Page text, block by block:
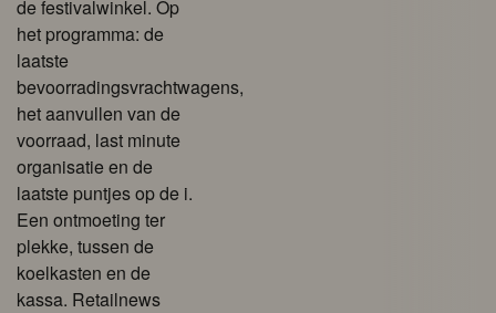
de festivalwinkel. Op
het programma: de
laatste
bevoorradingsvrachtwagens,
het aanvullen van de
voorraad, last minute
organisatie en de
laatste puntjes op de i.
Een ontmoeting ter
plekke, tussen de
koelkasten en de
kassa. Retailnews